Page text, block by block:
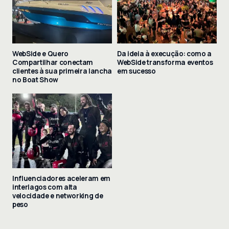
WebSide e Quero
Compartilhar conectam
clientes à sua primeira lancha
no Boat Show
Da ideia à execução: como a
WebSide transforma eventos
em sucesso
Influenciadores aceleram em
interlagos com alta
velocidade e networking de
peso